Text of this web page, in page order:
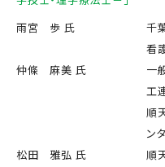
雨宮 歩 氏
千
看
仲條 麻美 氏
一
工
順
ン
松田 雅弘 氏
順